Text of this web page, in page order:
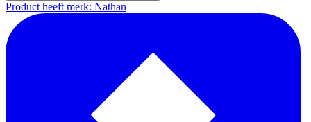
Product heeft merk: Nathan